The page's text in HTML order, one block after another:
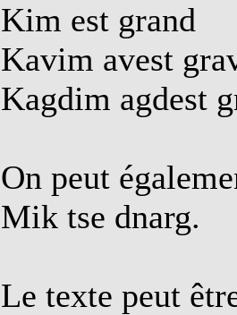
Kim est grand
Kavim avest
Kagdim agdest
On peut
Mik tse dnarg.
Le texte peut